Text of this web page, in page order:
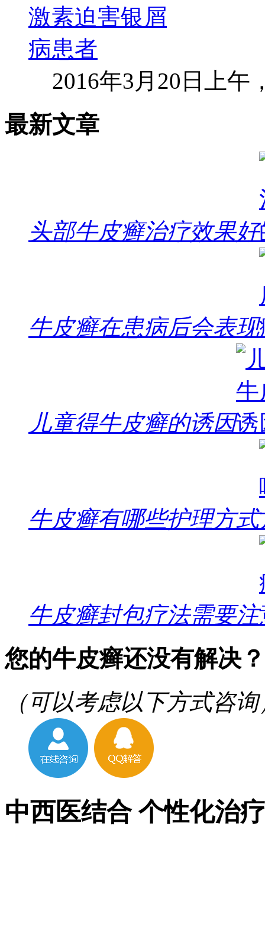
2016年3月20日上午
最新文章
头部牛皮癣治疗效果好
牛皮癣在患病后会表现
儿童得牛皮癣的诱因
牛皮癣有哪些护理方式
牛皮癣封包疗法需要注
您的牛皮癣还没有解决？
（可以考虑以下方式咨询
中西医结合 个性化治